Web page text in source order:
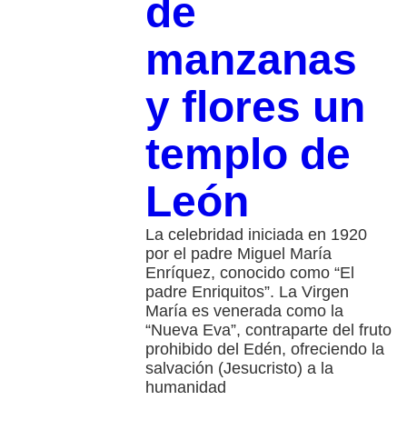
de
manzanas
y flores un
templo de
León
La celebridad iniciada en 1920
por el padre Miguel María
Enríquez, conocido como “El
padre Enriquitos”. La Virgen
María es venerada como la
“Nueva Eva”, contraparte del fruto
prohibido del Edén, ofreciendo la
salvación (Jesucristo) a la
humanidad